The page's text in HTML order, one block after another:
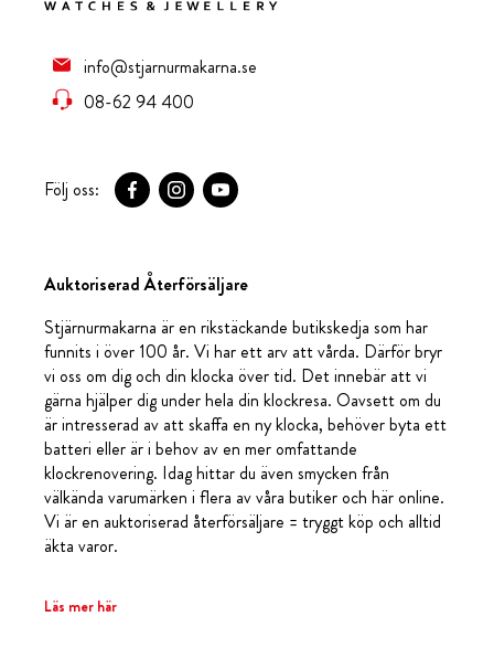
info@stjarnurmakarna.se
08-62 94 400
Följ oss:
Auktoriserad Återförsäljare
Stjärnurmakarna är en rikstäckande butikskedja som har
funnits i över 100 år. Vi har ett arv att vårda. Därför bryr
vi oss om dig och din klocka över tid. Det innebär att vi
gärna hjälper dig under hela din klockresa. Oavsett om du
är intresserad av att skaffa en ny klocka, behöver byta ett
batteri eller är i behov av en mer omfattande
klockrenovering. Idag hittar du även smycken från
välkända varumärken i flera av våra butiker och här online.
Vi är en auktoriserad återförsäljare = tryggt köp och alltid
äkta varor.
Läs mer här